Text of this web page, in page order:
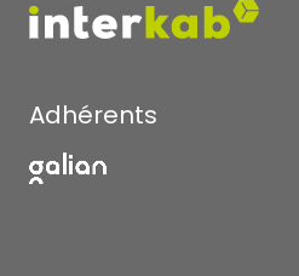
Adhérents